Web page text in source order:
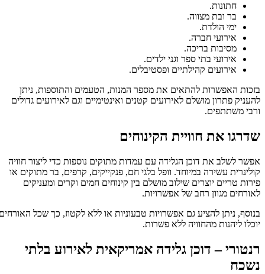
חתונות.
בר ובת מצווה.
ימי הולדת.
אירועי חברה.
מסיבות בריכה.
אירועי בתי ספר וגני ילדים.
אירועים קהילתיים ופסטיבלים.
בזכות האפשרות להתאים את מספר המנות, הטעמים והתוספות, ניתן
להעניק פתרון מושלם לאירועים קטנים ואינטימיים וגם לאירועים גדולים
ורבי משתתפים.
שדרגו את חוויית הקינוחים
אפשר לשלב את דוכן הגלידה עם עמדות מתוקים נוספות כדי ליצור חוויה
קולינרית עשירה במיוחד. וופל בלגי חם, פנקייקים, קרפים, בר מתוקים או
פירות טריים יוצרים שילוב מושלם בין קינוחים חמים וקרים ומעניקים
לאורחים מגוון רחב של אפשרויות.
בנוסף, ניתן להציע גם אפשרויות טבעוניות או ללא לקטוז, כך שכל האורחים
יוכלו ליהנות מהחוויה ללא פשרות.
רנטורי – דוכן גלידה אמריקאית לאירוע בלתי
נשכח